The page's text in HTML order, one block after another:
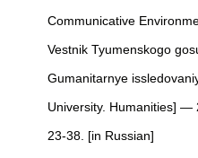
Communicative
Vestnik Tyumenskogo
Gumanitarnye
University. Humanities]
23-38. [in Russian]